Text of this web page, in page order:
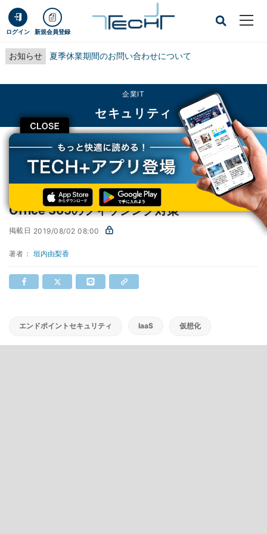
ログイン 新規会員登録
お知らせ 夏季休業期間のお問い合わせについて
CLOSE
企業IT
セキュリティ
TECH+ 企業IT セキュリティ Office 365のフィッシング対策
AzureとOffice 365のセキュリティ、MS ゆりか先生が教えま
す
Office 365のフィッシング対策
掲載日 2019/08/02 08:00
著者： 垣内由梨香
エンドポイントセキュリティ IaaS 仮想化